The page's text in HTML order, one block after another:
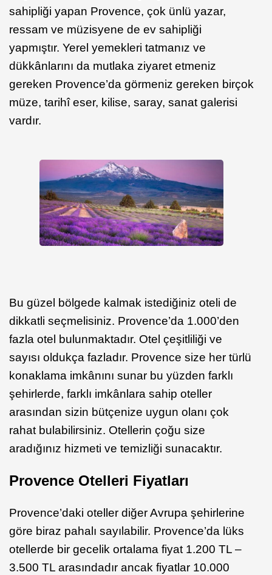
sahipliği yapan Provence, çok ünlü yazar,
ressam ve müzisyene de ev sahipliği
yapmıştır. Yerel yemekleri tatmanız ve
dükkânlarını da mutlaka ziyaret etmeniz
gereken Provence’da görmeniz gereken birçok
müze, tarihî eser, kilise, saray, sanat galerisi
vardır.
Bu güzel bölgede kalmak istediğiniz oteli de
dikkatli seçmelisiniz. Provence’da 1.000’den
fazla otel bulunmaktadır. Otel çeşitliliği ve
sayısı oldukça fazladır. Provence size her türlü
konaklama imkânını sunar bu yüzden farklı
şehirlerde, farklı imkânlara sahip oteller
arasından sizin bütçenize uygun olanı çok
rahat bulabilirsiniz. Otellerin çoğu size
aradığınız hizmeti ve temizliği sunacaktır.
Provence Otelleri Fiyatları
Provence’daki oteller diğer Avrupa şehirlerine
göre biraz pahalı sayılabilir. Provence’da lüks
otellerde bir gecelik ortalama fiyat 1.200 TL –
3.500 TL arasındadır ancak fiyatlar 10.000